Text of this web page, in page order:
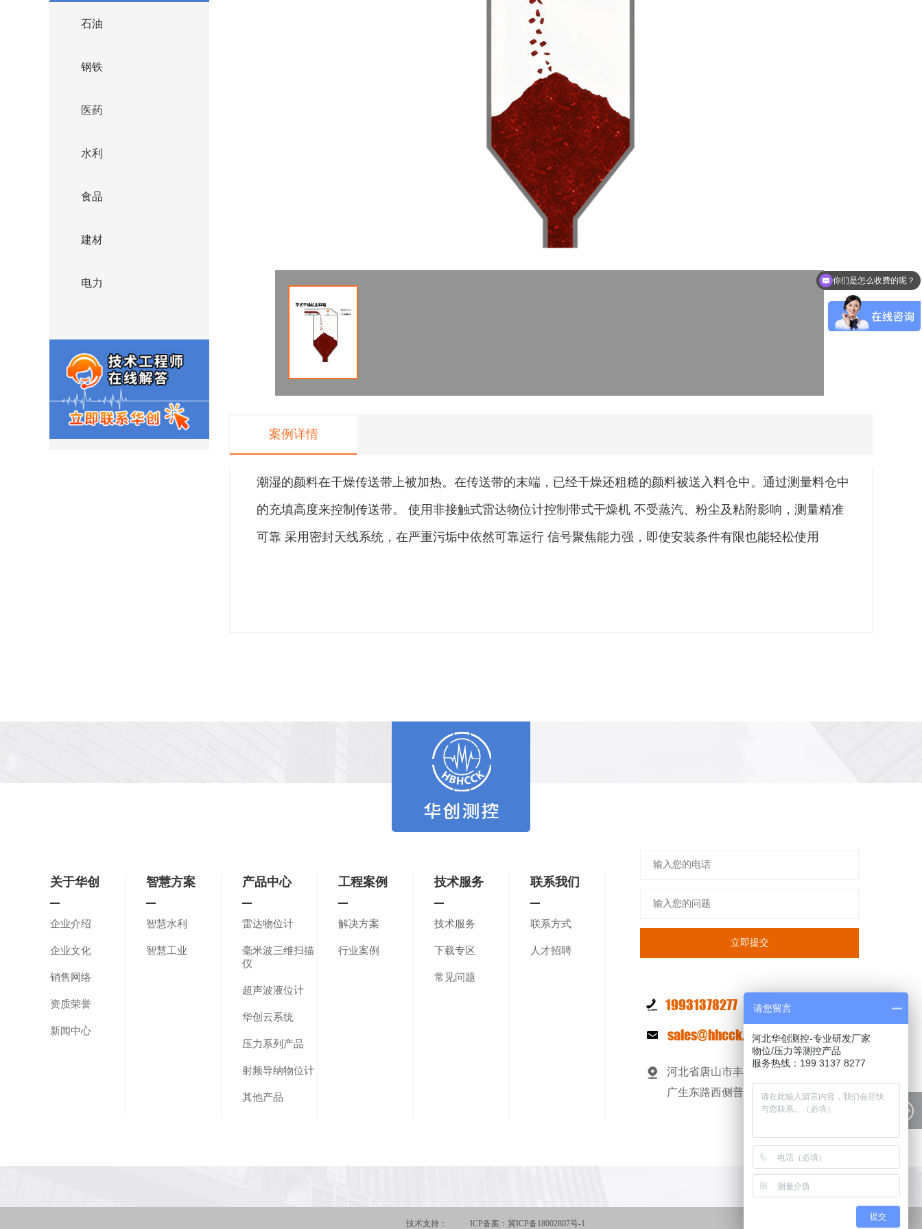
石油
钢铁
医药
水利
食品
建材
电力
案例详情
潮湿的颜料在干燥传送带上被加热。在传送带的末端，已经干燥还粗糙的颜料被送入料仓中。通过测量料仓中
的充填高度来控制传送带。 使用非接触式雷达物位计控制带式干燥机 不受蒸汽、粉尘及粘附影响，测量精准
可靠 采用密封天线系统，在严重污垢中依然可靠运行 信号聚焦能力强，即使安装条件有限也能轻松使用
关于华创
企业介绍
企业文化
销售网络
资质荣誉
新闻中心
智慧方案
智慧水利
智慧工业
产品中心
雷达物位计
毫米波三维扫描
仪
超声波液位计
华创云系统
压力系列产品
射频导纳物位计
其他产品
工程案例
解决方案
行业案例
技术服务
技术服务
下载专区
常见问题
联系我们
联系方式
人才招聘
19931378277
sales@hhcck.com
河北省唐山市丰南区经济开发区高新园区
广生东路西侧普惠街南侧
技术支持： ICP备案：冀ICP备18002807号-1
你们是怎么收费的呢？
请您留言
河北华创测控-专业研发厂家
物位/压力等测控产品
服务热线：199 3137 8277
提交